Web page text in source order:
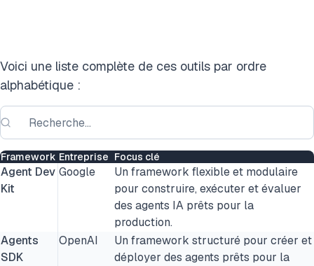
Voici une liste complète de ces outils par ordre
alphabétique :
Framework Entreprise Focus clé
Agent Dev
Kit
Google
Un framework flexible et modulaire
pour construire, exécuter et évaluer
des agents IA prêts pour la
production.
Agents
SDK
OpenAI
Un framework structuré pour créer et
déployer des agents prêts pour la